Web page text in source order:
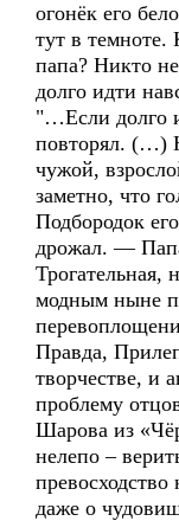
огонёк его
тут в темноте.
папа? Никто
долго идти
"…Если долго
повторял. (…)
чужой,
заметно, что
Подбородок
дрожал. —
Трогательная,
модным ныне
Правда,
творчестве, и
проблему
Шарова из
нелепо –
даже о